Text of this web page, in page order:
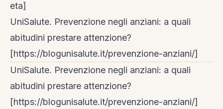
eta]
UniSalute. Prevenzione negli anziani: a quali
abitudini prestare attenzione?
[https://blogunisalute.it/prevenzione-anziani/]
UniSalute. Prevenzione negli anziani: a quali
abitudini prestare attenzione?
[https://blogunisalute.it/prevenzione-anziani/]